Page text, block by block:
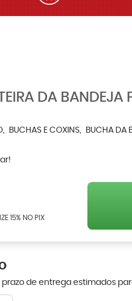
DA BANDEJA
BUCHAS E COXINS
BUCHA DA
15% NO PIX
prazo de entrega estimados